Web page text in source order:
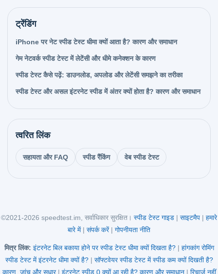
ट्रेंडिंग
iPhone पर नेट स्पीड टेस्ट धीमा क्यों आता है? कारण और समाधान
गेम नेटवर्क स्पीड टेस्ट में लेटेंसी और धीमे कनेक्शन के कारण
स्पीड टेस्ट कैसे पढ़ें: डाउनलोड, अपलोड और लेटेंसी समझने का तरीका
स्पीड टेस्ट और असल इंटरनेट स्पीड में अंतर क्यों होता है? कारण और समाधान
त्वरित लिंक
सहायता और FAQ स्पीड रैंकिंग वेब स्पीड टेस्ट
©2021-2026 speedtest.im, सर्वाधिकार सुरक्षित। स्पीड टेस्ट गाइड | साइटमैप | हमारे
बारे में| संपर्क करें| गोपनीयता नीति
मित्र लिंक: इंटरनेट बिल बकाया होने पर स्पीड टेस्ट धीमा क्यों दिखता है?| हांगकांग रोमिंग
स्पीड टेस्ट में इंटरनेट धीमा क्यों है?| सॉफ्टवेयर स्पीड टेस्ट में स्पीड कम क्यों दिखती है?
कारण, जांच और सुधार| इंटरनेट स्पीड 0 क्यों आ रही है? कारण और समाधान| रिचार्ज नहीं